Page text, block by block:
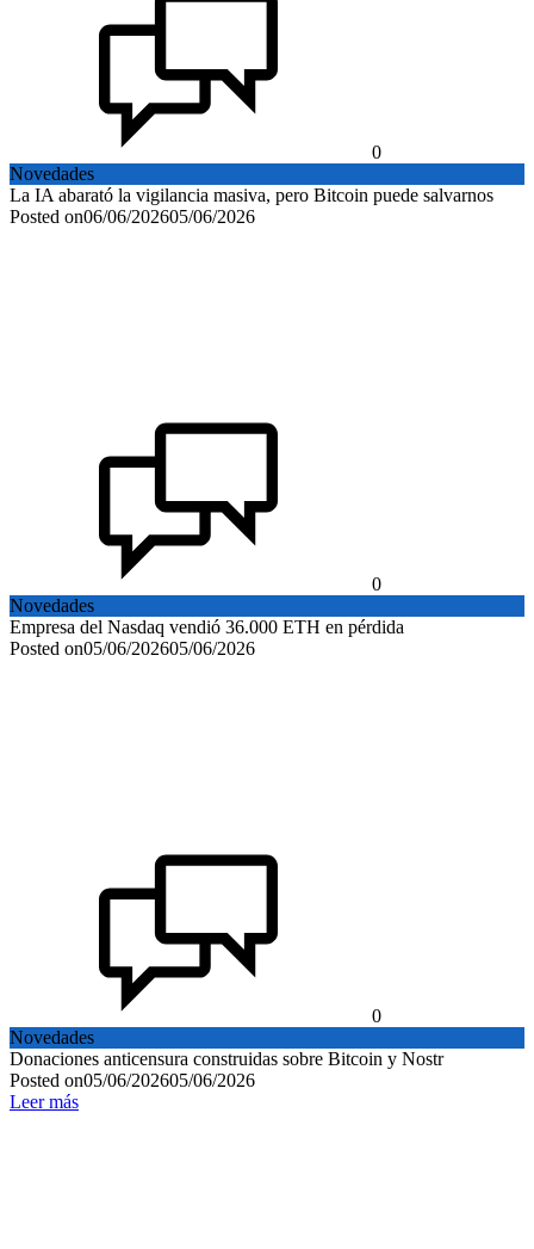
0
Novedades
La IA abarató la vigilancia masiva, pero Bitcoin puede salvarnos
Posted on06/06/202605/06/2026
0
Novedades
Empresa del Nasdaq vendió 36.000 ETH en pérdida
Posted on05/06/202605/06/2026
0
Novedades
Donaciones anticensura construidas sobre Bitcoin y Nostr
Posted on05/06/202605/06/2026
Leer más